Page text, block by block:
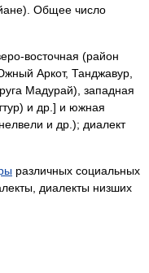
Общее число
восточная (район
Аркот, Танджавур,
Мадурай), западная
и др.] и южная
и др.); диалект
различных социальных
диалекты низших